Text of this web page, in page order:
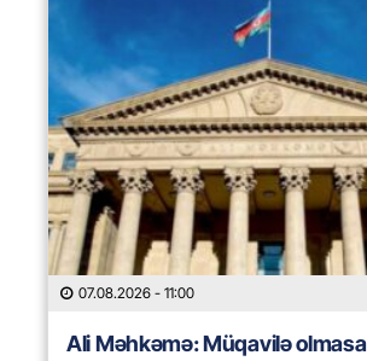
07.08.2026 - 11:00
Ali Məhkəmə: Müqavilə